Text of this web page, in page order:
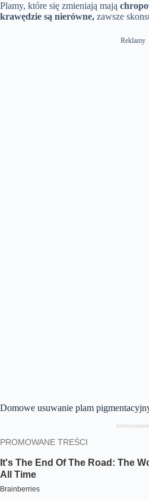
Plamy, które się zmieniają mają
krawędzie są nierówne, zawsze
Reklamy
Domowe usuwanie plam
Advertisement